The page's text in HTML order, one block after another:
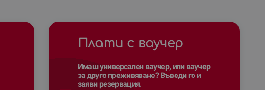
Плати с ваучер
Имаш универсален ваучер, или ваучер
за друго преживяване? Въведи го и
заяви резервация.